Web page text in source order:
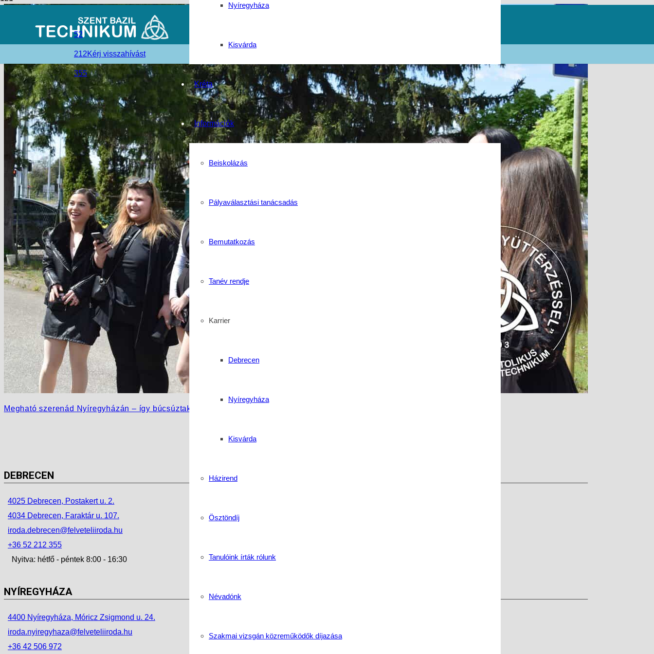
Nyíregyháza
Kisvárda
Kréta
Információk
Beiskolázás
Pályaválasztási tanácsadás
Bemutatkozás
Tanév rendje
Karrier
Debrecen
Nyíregyháza
Kisvárda
Házirend
Ösztöndíj
Tanulóink írták rólunk
Névadónk
Szakmai vizsgán közreműködők díjazása
52
212
355
Kérj visszahívást
Megható szerenád Nyíregyházán – így búcsúztak oktatóiktól a Szent Bazil Technikum végzősei
DEBRECEN
4025 Debrecen, Postakert u. 2.
4034 Debrecen, Faraktár u. 107.
iroda.debrecen@felveteliiroda.hu
+36 52 212 355
Nyitva: hétfő - péntek 8:00 - 16:30
NYÍREGYHÁZA
4400 Nyíregyháza, Móricz Zsigmond u. 24.
iroda.nyiregyhaza@felveteliiroda.hu
+36 42 506 972